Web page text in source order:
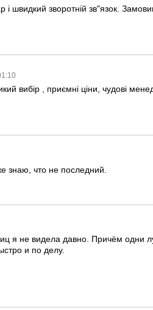
і швидкий зворотній зв"язок.
вибір , приємні ціни, чудові
знаю, что не последний.
я не видела давно. Причём одни
и по делу.